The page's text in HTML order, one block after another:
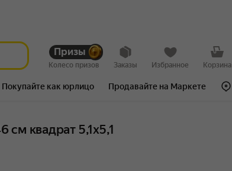
Призы
Колесо призов Заказы Избранное Корзина
Покупайте как юрлицо Продавайте на Маркете
см квадрат 5,1х5,1